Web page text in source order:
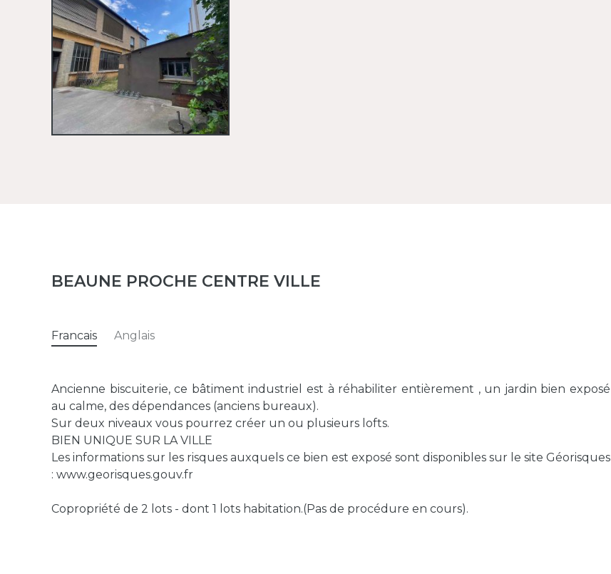
BEAUNE PROCHE CENTRE VILLE
Francais Anglais
Ancienne biscuiterie, ce bâtiment industriel est à réhabiliter entièrement , un jardin bien exposé
au calme, des dépendances (anciens bureaux).
Sur deux niveaux vous pourrez créer un ou plusieurs lofts.
BIEN UNIQUE SUR LA VILLE
Les informations sur les risques auxquels ce bien est exposé sont disponibles sur le site Géorisques
: www.georisques.gouv.fr
Copropriété de 2 lots - dont 1 lots habitation.(Pas de procédure en cours).